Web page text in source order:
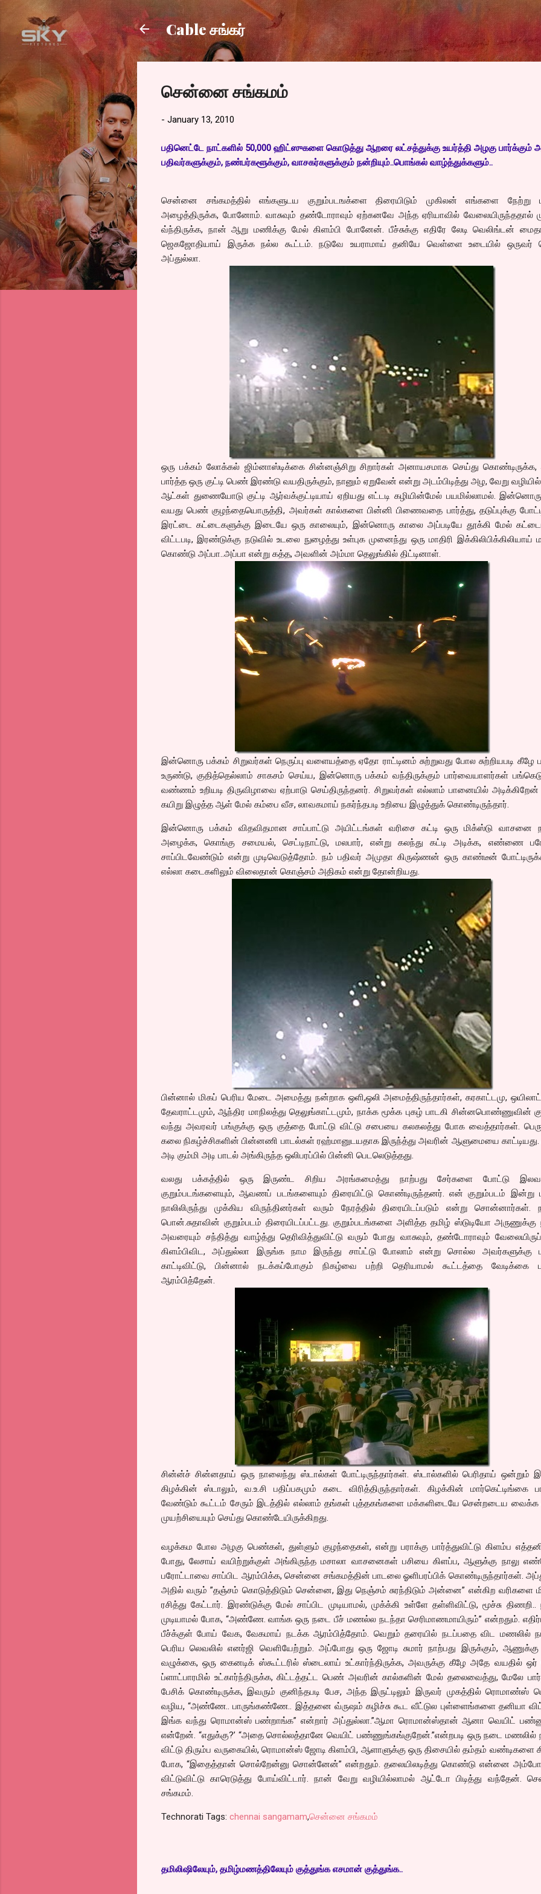
Skip to main content
Cable சங்கர்
சென்னை சங்கமம்
- January 13, 2010
பதினெட்டே நாட்களில் 50,000 ஹிட்ஸுகளை கொடுத்து ஆறரை லட்சத்துக்கு உயர்த்தி அழகு பார்க்கும்
பதிவர்களுக்கும், நண்பர்களூக்கும், வாசகர்களுக்கும் நன்றியும்..பொங்கல் வாழ்த்துக்களும்..
சென்னை சங்கமத்தில் எங்களுடய குறும்படஙக்ளை திரையிடும் முகிலன் எங்களை நேற்று
அழைத்திருக்க, போனோம். வாசுவும் தண்டோராவும் ஏற்கனவே அந்த ஏரியாவில் வேலையிருந்ததால்
வ்ந்திருக்க, நான் ஆறு மணிக்கு மேல் கிளம்பி போனேன். பீச்சுக்கு எதிரே லேடி வெலிங்டன்
ஜெகஜோதியாய் இருக்க நல்ல கூட்டம். நடுவே உயராமாய் தனியே வெள்ளை உடையில் ஒருவர்
அப்துல்லா.
ஒரு பக்கம் லோக்கல் ஜிம்னாஸ்டிக்கை சின்னஞ்சிறு சிறார்கள் அனாயசமாக செய்து
பார்த்த ஒரு குட்டி பெண் இரண்டு வயதிருக்கும், நானும் ஏறுவேன் என்று அடம்பிடித்து அழ, வேறு
ஆட்கள் துணையோடு குட்டி ஆர்வக்குட்டியாய் ஏறியது எட்டடி கழியின்மேல் பயமில்லாமல். இன்னொரு
வயது பெண் குழந்தையொருத்தி, அவர்கள் கால்களை பின்னி பிணைவதை பார்த்து, தடுப்புக்கு
இரட்டை கட்டைகளுக்கு இடையே ஒரு காலையும், இன்னொரு காலை அப்படியே தூக்கி மேல்
விட்டபடி, இரண்டுக்கு நடுவில் உடலை நுழைத்து உள்புக முனைந்து ஒரு மாதிரி இக்கிலிபிக்கிலியாய்
கொண்டு அப்பா..அப்பா என்று கத்த, அவளின் அம்மா தெலுங்கில் திட்டினாள்.
இன்னொரு பக்கம் சிறுவர்கள் நெருப்பு வளையத்தை ஏதோ ராட்டினம் சுற்றுவது போல சுற்றியபடி கீழே
உருண்டு, குதித்தெல்லாம் சாகசம் செய்ய, இன்னொரு பக்கம் வந்திருக்கும் பார்வையாளர்கள்
வண்ணம் உறியடி திருவிழாவை ஏற்பாடு செய்திருந்தனர். சிறுவர்கள் எல்லாம் பானையில்
கயிறு இழுத்த ஆள் மேல் கம்பை வீச, லாவகமாய் நகர்ந்தபடி உறியை இழுத்துக் கொண்டிருந்தார்.
இன்னொரு பக்கம் விதவிதமான சாப்பாட்டு அயிட்டங்கள் வரிசை கட்டி ஒரு மிக்ஸ்டு வாசனை
அழைக்க, கொங்கு சமையல், செட்டிநாட்டு, மலபார், என்று கலந்து கட்டி அடிக்க, எண்ணை
சாப்பிடவேண்டும் என்று முடிவெடுத்தோம். நம் பதிவர் அமுதா கிருஷ்ணன் ஒரு காண்டீன்
எல்லா கடைகளிலும் விலைதான் கொஞ்சம் அதிகம் என்று தோன்றியது.
பின்னால் மிகப் பெரிய மேடை அமைத்து நன்றாக ஒளி,ஒலி அமைத்திருந்தார்கள், கரகாட்டமு,
தேவராட்டமும், ஆந்திர மாநிலத்து தெலுங்காட்டமும், நாக்க மூக்க புகழ் பாடகி சின்னபொண்ணுவின்
வந்து அவரவர் பங்குக்கு ஒரு குத்தை போட்டு விட்டு சபையை கலகலத்து போக வைத்தார்கள்.
கலை நிகழ்ச்சிகளின் பின்னணி பாடல்கள் ரஹ்மானுடயதாக இருந்த்து அவரின் ஆளுமையை காட்டியது.
அடி கும்மி அடி பாடல் அங்கிருந்த ஒலிபரப்பில் பின்னி பெடலெடுத்தது.
வலது பக்கத்தில் ஒரு இருண்ட சிறிய அரங்கமைத்து நாற்பது சேர்களை போட்டு
குறும்படங்களையும், ஆவணப் படங்களையும் திரையிட்டு கொண்டிருந்தனர். என் குறும்படம் இன்று
நாலிலிருந்து முக்கிய விருந்தினர்கள் வரும் நேரத்தில் திரையிடப்படும் என்று சொன்னார்கள்.
பொன்.சுதாவின் குறும்படம் திரையிடப்பட்டது. குறும்படங்களை அளித்த தமிழ் ஸ்டுடியோ அருணுக்கு
அவரையும் சந்தித்து வாழ்த்து தெரிவித்துவிட்டு வரும் போது வாசுவும், தண்டோராவும்
கிளம்பிவிட, அப்துல்லா இருங்க நாம இருந்து சாப்ட்டு போலாம் என்று சொல்ல அவர்களுக்கு
காட்டிவிட்டு, பின்னால் நடக்கப்போகும் நிகழ்வை பற்றி தெரியாமல் கூட்டத்தை வேடிக்கை
ஆரம்பித்தேன்.
சின்ன்ச் சின்னதாய் ஒரு நாலைந்து ஸ்டால்கள் போட்டிருந்தார்கள். ஸ்டால்களில் பெரிதாய் ஒன்றும்
கிழக்கின் ஸ்டாலும், வ.உ.சி பதிப்பகமும் கடை விரித்திருந்தார்கள். கிழக்கின் மார்கெட்டிங்கை
வேண்டும் கூட்டம் சேரும் இடத்தில் எல்லாம் தங்கள் புத்தகங்களை மக்களிடையே சென்றடைய வைக்க
முயற்சியையும் செய்து கொண்டேயிருக்கிறது.
வழக்கம போல அழகு பெண்கள், துள்ளும் குழந்தைகள், என்று பராக்கு பார்த்துவிட்டு கிளம்ப
போது, லேசாய் வயிற்றுக்குள் அங்கிருந்த மசாலா வாசனைகள் பசியை கிளப்ப, ஆளுக்கு நாலு
பரோட்டாவை சாப்பிட ஆரம்பிக்க, சென்னை சங்கமத்தின் பாடலை ஓளிபரப்பிக் கொண்டிருந்தார்கள்.
அதில் வரும் ”தஞ்சம் கொடுத்திடும் சென்னை, இது நெஞ்சம் சுரந்திடும் அன்னை” என்கிற வரிகளை
ரசித்து கேட்டார். இரண்டுக்கு மேல் சாப்பிட முடியாமல், முக்க்கி உள்ளே தள்ளிவிட்டு, மூச்சு
முடியாமல் போக, “அண்ணே. வாங்க ஒரு நடை பீச் மணல்ல நடந்தா செரிமாணமாயிரும்” என்றதும்.
பீச்க்குள் போய் வேக, வேகமாய் நடக்க ஆரம்பித்தோம். வெறும் தரையில் நடப்பதை விட மணலில்
பெரிய லெவலில் எனர்ஜி வெளியேற்றும். அப்போது ஒரு ஜோடி சுமார் நாற்பது இருக்கும்,
வழுக்கை, ஒரு கைனடிக் ஸ்கூட்டரில் ஸ்டைலாய் உட்கார்ந்திருக்க, அவருக்கு கீழே அதே வயதில்
ப்ளாட்பாரமில் உட்கார்ந்திருக்க, கிட்டத்தட்ட பெண் அவரின் கால்களின் மேல் தலைவைத்து, மேலே
பேசிக் கொண்டிருக்க, இவரும் குனிந்தபடி பேச, அந்த இருட்டிலும் இருவர் முகத்தில் ரொமாண்ஸ்
வழிய, “அண்ணே.. பாருங்கண்ணே.. இத்தனை வ்ருஷம் கழிச்சு கூட வீட்டுல புள்ளைங்களை தனியா
இங்க வந்து ரொமான்ஸ் பண்றாங்க” என்றார் அப்துல்லா.”ஆமா ரொமான்ஸ்தான் ஆனா வெயிட்
என்றேன். “எதுக்கு?’ “அதை சொல்லத்தானே வெயிட் பண்ணுங்கங்குறேன்.”என்றபடி ஒரு நடை மணலில்
விட்டு திரும்ப வருகையில், ரொமான்ஸ் ஜோடி கிளம்பி, ஆளாளுக்கு ஒரு திசையில் தம்தம் வண்டிகளை
போக, “இதைத்தான் சொல்றேன்னு சொன்னேன்” என்றதும். தலையிலடித்து கொண்டு என்னை
விட்டுவிட்டு காரெடுத்து போய்விட்டார். நான் வேறு வழியில்லாமல் ஆட்டோ பிடித்து வந்தேன்.
சங்கமம்.
Technorati Tags: chennai sangamam,சென்னை சங்கமம்
தமிலிஷிலேயும், தமிழ்மணத்திலேயும் குத்துங்க எசமான் குத்துங்க..